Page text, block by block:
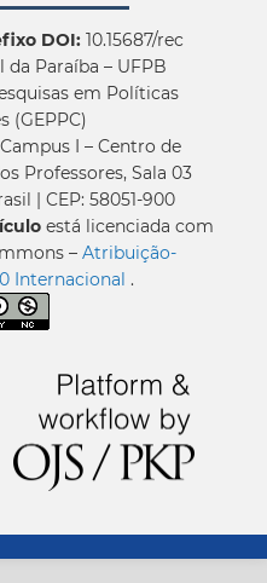
DOI:10.15687/rec
da Paraíba – UFPB
em Políticas
(GEPPC)
I – Centro de
Professores, Sala 03
| CEP: 58051-900
está licenciada com
– Atribuição-
Internacional .